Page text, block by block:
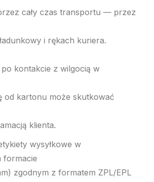
cały czas transportu — przez
i rękach kuriera.
kontakcie z wilgocią w
od kartonu może skutkować
klienta.
wysyłkowe w
formacie
zgodnym z formatem ZPL/EPL